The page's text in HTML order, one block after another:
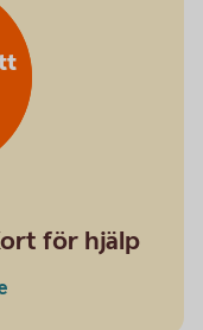
för hjälp